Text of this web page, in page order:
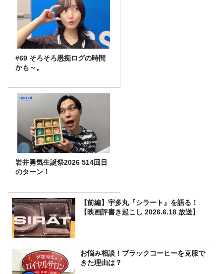
#69 そろそろ愚痴ログの時間
かも～。
岩井勇気生誕祭2026 514回目
のターン！
【前編】宇多丸『シラート』を語る！
【映画評書き起こし 2026.6.18 放送】
お悩み相談！ブラックコーヒーを克服で
きた理由は？